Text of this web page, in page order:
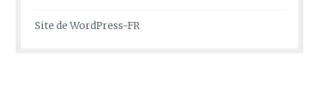
Site de WordPress-FR